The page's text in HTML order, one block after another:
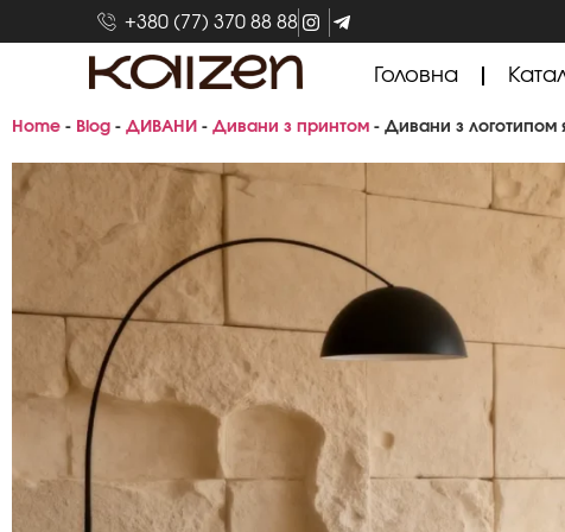
+380 (77) 370 88 88
Головна
Home - Blog - ДИВАНИ - Дивани з принтом - Дивани з логотипом